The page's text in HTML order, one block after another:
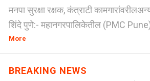
मनपा सुरक्षा रक्षक, कंत्राटी
शिंदे पुणे:- महानगरपालिकेतील (PMC
More
BREAKING NEWS